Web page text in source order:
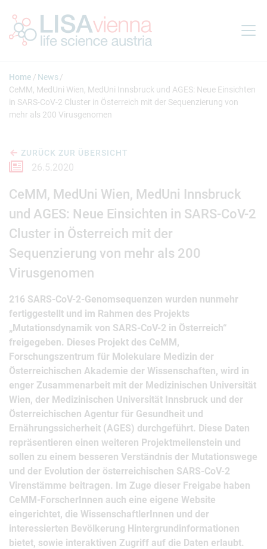
Home
News
CeMM, MedUni Wien, MedUni Innsbruck und AGES: Neue Einsichten
in SARS-CoV-2 Cluster in Österreich mit der Sequenzierung von
mehr als 200 Virusgenomen
ZURÜCK ZUR ÜBERSICHT
26.5.2020
CeMM, MedUni Wien, MedUni Innsbruck
und AGES: Neue Einsichten in SARS-CoV-2
Cluster in Österreich mit der
Sequenzierung von mehr als 200
Virusgenomen
216 SARS-CoV-2-Genomsequenzen wurden nunmehr
fertiggestellt und im Rahmen des Projekts
„Mutationsdynamik von SARS-CoV-2 in Österreich“
freigegeben. Dieses Projekt des CeMM,
Forschungszentrum für Molekulare Medizin der
Österreichischen Akademie der Wissenschaften, wird in
enger Zusammenarbeit mit der Medizinischen Universität
Wien, der Medizinischen Universität Innsbruck und der
Österreichischen Agentur für Gesundheit und
Ernährungssicherheit (AGES) durchgeführt. Diese Daten
repräsentieren einen weiteren Projektmeilenstein und
sollen zu einem besseren Verständnis der Mutationswege
und der Evolution der österreichischen SARS-CoV-2
Virenstämme beitragen. Im Zuge dieser Freigabe haben
CeMM-ForscherInnen auch eine eigene Website
eingerichtet, die WissenschaftlerInnen und der
interessierten Bevölkerung Hintergrundinformationen
bietet, sowie interaktiven Zugriff auf die Daten erlaubt.